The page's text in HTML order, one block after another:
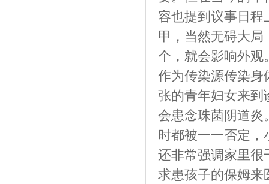
容也提到议事日程
甲，当然无碍大局
个，就会影响外观
作为传染源传染身
张的青年妇女来到
会患念珠菌阴道炎
时都被一一否定
还非常强调家里很
求患孩子的保姆来